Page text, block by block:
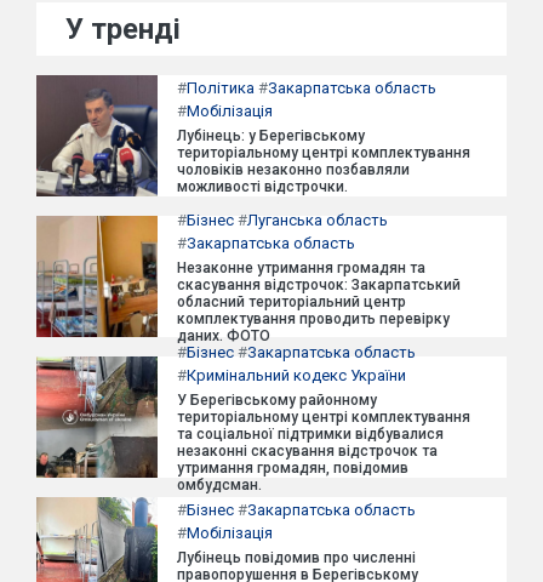
У тренді
#Політика #Закарпатська область
#Мобілізація
Лубінець: у Берегівському
територіальному центрі комплектування
чоловіків незаконно позбавляли
можливості відстрочки.
#Бізнес #Луганська область
#Закарпатська область
Незаконне утримання громадян та
скасування відстрочок: Закарпатський
обласний територіальний центр
комплектування проводить перевірку
даних. ФОТО
#Бізнес #Закарпатська область
#Кримінальний кодекс України
У Берегівському районному
територіальному центрі комплектування
та соціальної підтримки відбувалися
незаконні скасування відстрочок та
утримання громадян, повідомив
омбудсман.
#Бізнес #Закарпатська область
#Мобілізація
Лубінець повідомив про численні
правопорушення в Берегівському